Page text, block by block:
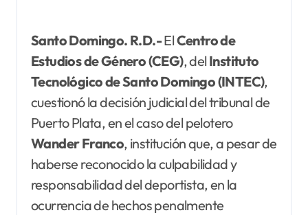
Santo Domingo. R.D.-ElCentro de
Estudios de Género (CEG), del Instituto
Tecnológico de Santo Domingo (INTEC),
cuestionó la decisión judicial del tribunal de
Puerto Plata, en el caso del pelotero
Wander Franco, institución que, a pesar de
haberse reconocido la culpabilidad y
responsabilidad del deportista, en la
ocurrencia de hechos penalmente